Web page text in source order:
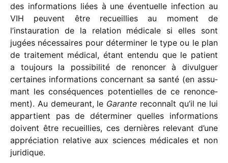
des infor­ma­tions liées à une éven­tuelle infec­tion au
VIH peuvent être recueillies au moment de
l’instauration de la rela­tion médi­cale si elles sont
jugées néces­saires pour déter­mi­ner le type ou le plan
de trai­te­ment médi­cal, étant entendu que le patient
a toujours la possi­bi­lité de renon­cer à divul­guer
certaines infor­ma­tions concer­nant sa santé (en assu­
mant les consé­quences poten­tielles de ce renon­ce­
ment). Au demeu­rant, le Garante recon­naît qu’il ne lui
appar­tient pas de déter­mi­ner quelles infor­ma­tions
doivent être recueillies, ces dernières rele­vant d’une
appré­cia­tion rela­tive aux sciences médi­cales et non
juridique.